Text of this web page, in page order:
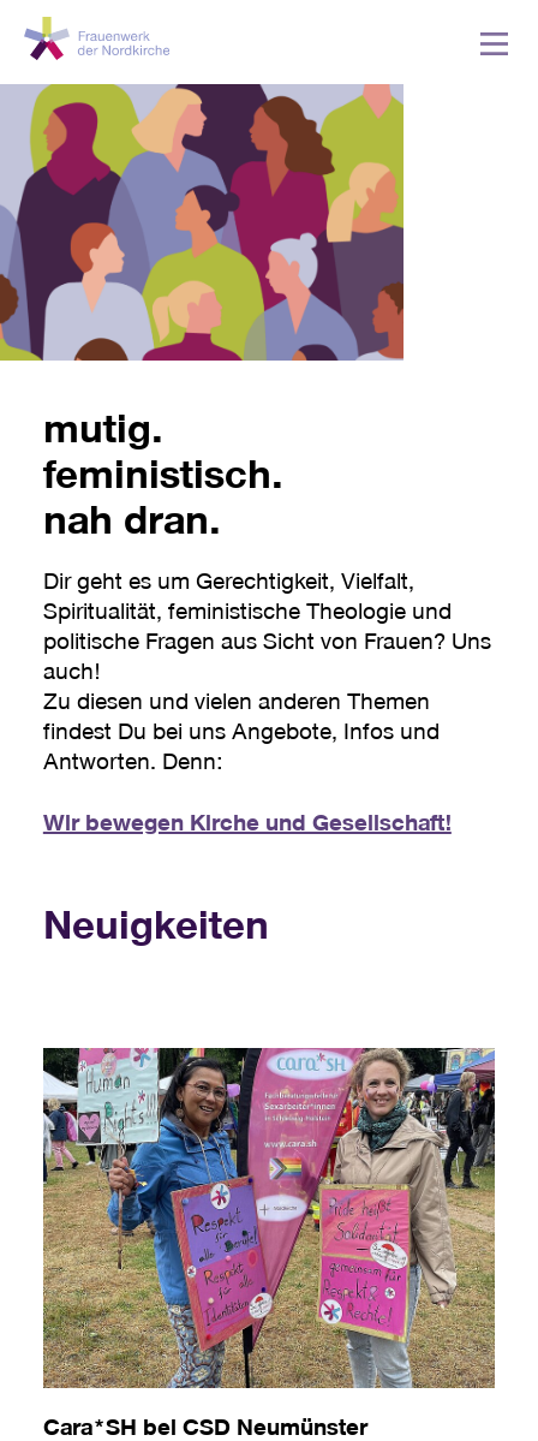
mutig.
feministisch.
nah dran.
Dir geht es um Gerechtigkeit, Vielfalt,
Spiritualität, feministische Theologie und
politische Fragen aus Sicht von Frauen? Uns
auch!
Zu diesen und vielen anderen Themen
findest Du bei uns Angebote, Infos und
Antworten. Denn:
Wir bewegen Kirche und Gesellschaft!
Neuigkeiten
Cara*SH bei CSD Neumünster